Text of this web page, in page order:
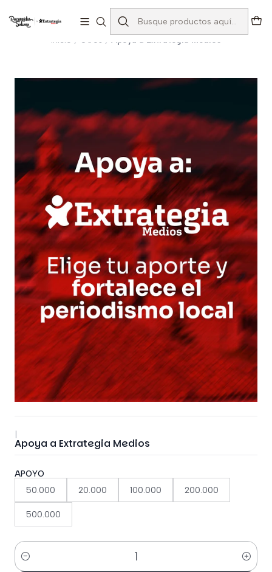
Apoya a Extrategia Medios
APOYO
50.000 20.000 100.000 200.000
500.000
Cantidad